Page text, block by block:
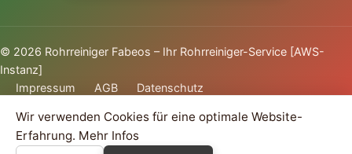
© 2026 Rohrreiniger Fabeos – Ihr Rohrreiniger-Service [AWS-
Instanz]
Impressum
AGB Datenschutz
Wir verwenden Cookies für eine optimale Website-
Erfahrung. Mehr Infos